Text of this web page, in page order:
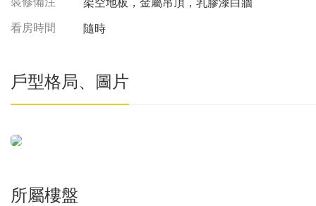
架空地板，金屬吊頂，乳膠漆白牆
看房時間 隨時
戶型格局、圖片
所屬樓盤